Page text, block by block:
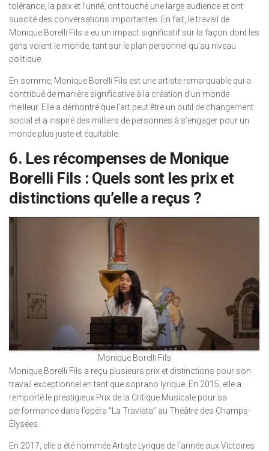
tolérance, la paix et l’unité, ont touché une large audience et ont
suscité des conversations importantes. En fait, le travail de
Monique Borelli Fils a eu un impact significatif sur la façon dont les
gens voient le monde, tant sur le plan personnel qu’au niveau
politique.
En somme, Monique Borelli Fils est une artiste remarquable qui a
contribué de manière significative à la création d’un monde
meilleur. Elle a démontré que l’art peut être un outil de changement
social et a inspiré des milliers de personnes à s’engager pour un
monde plus juste et équitable.
6. Les récompenses de Monique
Borelli Fils : Quels sont les prix et
distinctions qu’elle a reçus ?
Monique Borelli Fils
Monique Borelli Fils a reçu plusieurs prix et distinctions pour son
travail exceptionnel en tant que soprano lyrique. En 2015, elle a
remporté le prestigieux Prix de la Critique Musicale pour sa
performance dans l’opéra “La Traviata” au Théâtre des Champs-
Élysées.
En 2017, elle a été nommée Artiste Lyrique de l’année aux Victoires